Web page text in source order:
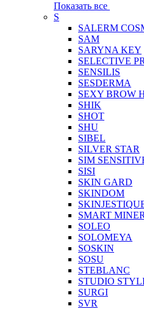
Показать все
S
SALERM
SAM
SARYNA KEY
SELECTIVE
SENSILIS
SESDERMA
SEXY BROW
SHIK
SHOT
SHU
SIBEL
SILVER STAR
SIM
SISI
SKIN GARD
SKINDOM
SMART
SOLEO
SOLOMEYA
SOSKIN
SOSU
STEBLANC
STUDIO
SURGI
SVR